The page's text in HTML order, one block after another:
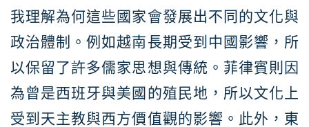
我理解為何這些國家會發展出不同的文化與
政治體制。例如越南長期受到中國影響，所
以保留了許多儒家思想與傳統。菲律賓則因
為曾是西班牙與美國的殖民地，所以文化上
受到天主教與西方價值觀的影響。此外，東